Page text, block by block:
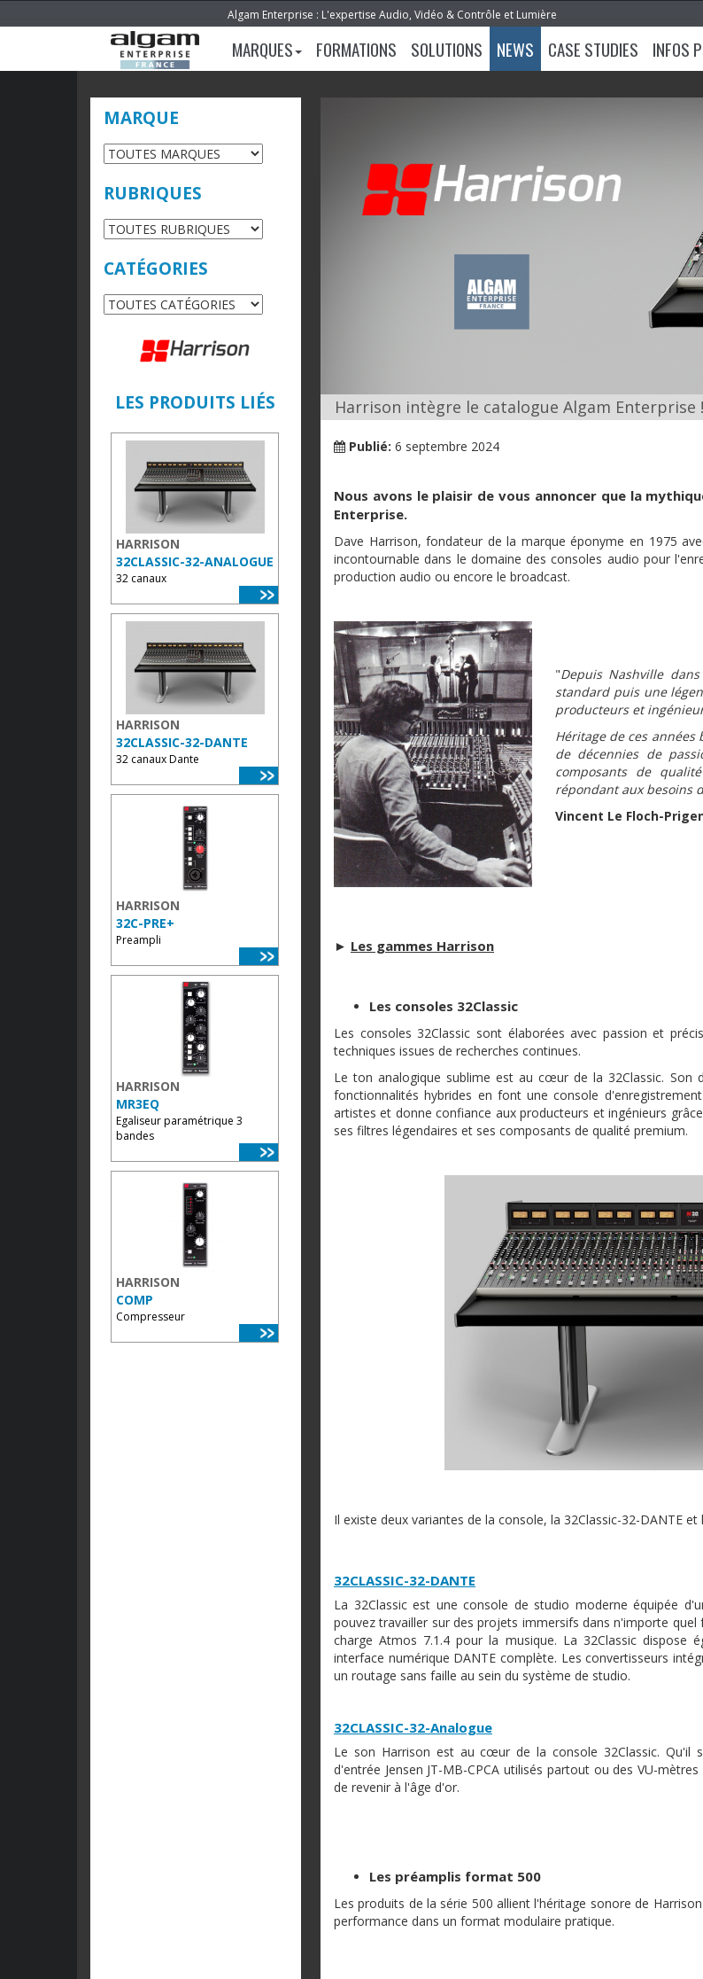
Algam Enterprise : L'expertise Audio, Vidéo & Contrôle et Lumière
MARQUES FORMATIONS SOLUTIONS NEWS CASE STUDIES INFOS
MARQUE
RUBRIQUES
CATÉGORIES
LES PRODUITS LIÉS
HARRISON
32CLASSIC-32-ANALOGUE
32 canaux
HARRISON
32CLASSIC-32-DANTE
32 canaux Dante
HARRISON
32C-PRE+
Preampli
HARRISON
MR3EQ
Egaliseur paramétrique 3
bandes
HARRISON
COMP
Compresseur
Harrison intègre le catalogue Algam Enterprise !
Publié: 6 septembre 2024
Nous avons le plaisir de vous annoncer que la
Enterprise.
Dave Harrison, fondateur de la marque éponyme en 1975
incontournable dans le domaine des consoles audio pour
production audio ou encore le broadcast.
"Depuis Nashville
standard puis une
producteurs et
Héritage de ces
de décennies de
composants de
répondant aux besoins
Vincent Le Floch-
► Les gammes Harrison
Les consoles 32Classic
Les consoles 32Classic sont élaborées avec passion et
techniques issues de recherches continues.
Le ton analogique sublime est au cœur de la 32Classic. Son
fonctionnalités hybrides en font une console
artistes et donne confiance aux producteurs et ingénieurs
ses filtres légendaires et ses composants de qualité premium.
Il existe deux variantes de la console, la 32Classic-32-DANTE et
32CLASSIC-32-DANTE
La 32Classic est une console de studio moderne équipée
pouvez travailler sur des projets immersifs dans n'importe
charge Atmos 7.1.4 pour la musique. La 32Classic dispose
interface numérique DANTE complète. Les convertisseurs
un routage sans faille au sein du système de studio.
32CLASSIC-32-Analogue
Le son Harrison est au cœur de la console 32Classic. Qu'il
d'entrée Jensen JT-MB-CPCA utilisés partout ou des VU-
de revenir à l'âge d'or.
Les préamplis format 500
Les produits de la série 500 allient l'héritage sonore de
performance dans un format modulaire pratique.